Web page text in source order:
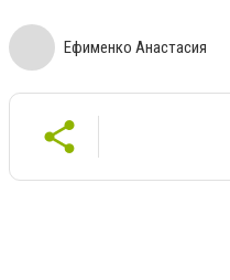
Ефименко Анастасия